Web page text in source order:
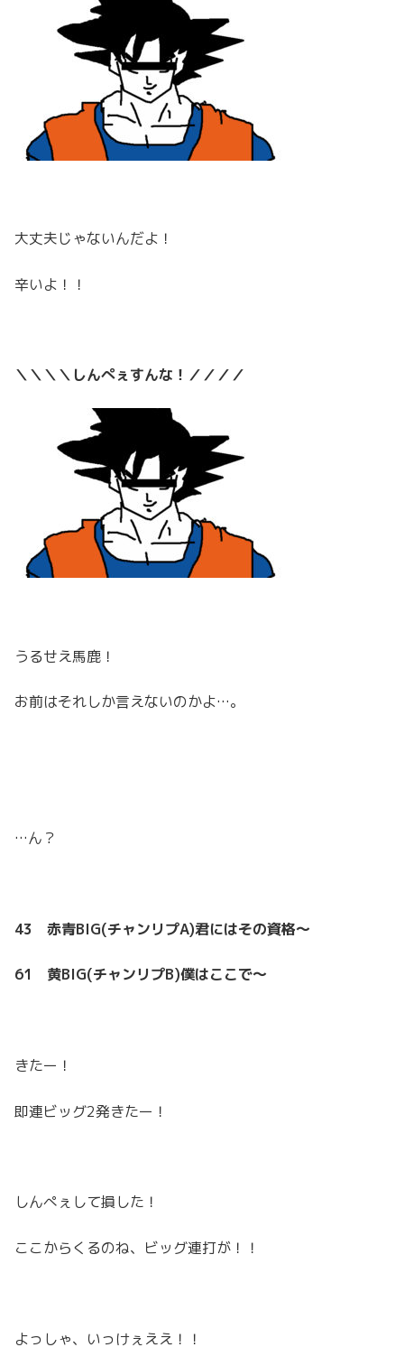
大丈夫じゃないんだよ！
辛いよ！！
＼＼＼＼しんぺぇすんな！／／／／
うるせえ馬鹿！
お前はそれしか言えないのかよ…。
…ん？
43 赤青BIG(チャンリプA)君にはその資格～
61 黄BIG(チャンリプB)僕はここで～
きたー！
即連ビッグ2発きたー！
しんぺぇして損した！
ここからくるのね、ビッグ連打が！！
よっしゃ、いっけぇええ！！